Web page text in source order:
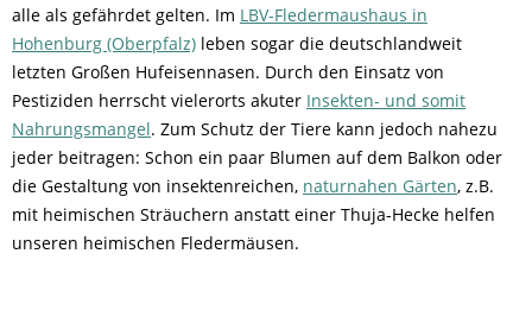
alle als gefährdet gelten. Im LBV-Fledermaushaus in
Hohenburg (Oberpfalz) leben sogar die deutschlandweit
letzten Großen Hufeisennasen. Durch den Einsatz von
Pestiziden herrscht vielerorts akuter Insekten- und somit
Nahrungsmangel. Zum Schutz der Tiere kann jedoch nahezu
jeder beitragen: Schon ein paar Blumen auf dem Balkon oder
die Gestaltung von insektenreichen, naturnahen Gärten, z.B.
mit heimischen Sträuchern anstatt einer Thuja-Hecke helfen
unseren heimischen Fledermäusen.